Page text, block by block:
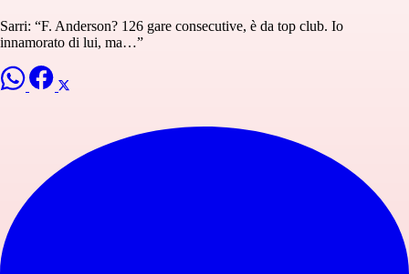
Sarri: “F. Anderson? 126 gare consecutive, è da top club. Io
innamorato di lui, ma…”